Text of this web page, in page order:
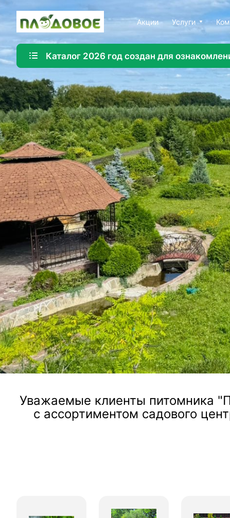
Акции Услуги
Каталог 2026 год создан для
Озеленение
Создайте красивую и экологичную среду с
ландшафтного дизайна, посадки и ухода за
Посмотреть услугу
Уважаемые клиенты питомника
с ассортиментом садового